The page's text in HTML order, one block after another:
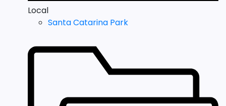
Local
Santa Catarina Park